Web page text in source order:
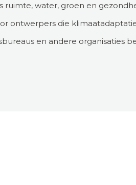
ruimte, water, groen en
ontwerpers die
en andere organisaties